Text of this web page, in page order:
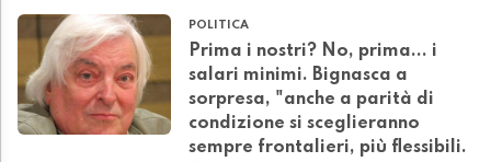
POLITICA
Prima i nostri? No, prima... i
salari minimi. Bignasca a
sorpresa, "anche a parità di
condizione si sceglieranno
sempre frontalieri, più flessibili.